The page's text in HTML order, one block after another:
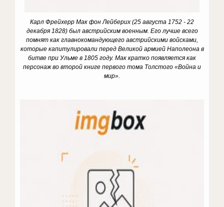
Карл Фрейхерр Мак фон Лейберих (25 августа 1752 - 22
декабря 1828) был австрийским военным. Его лучше всего
помнят как главнокомандующего австрийскими войсками,
которые капитулировали перед Великой армией Наполеона в
битве при Ульме в 1805 году. Мак кратко появляется как
персонаж во второй книге первого тома Толстого «Война и
мир».